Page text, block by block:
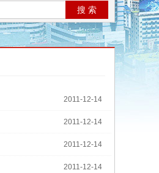
搜 索
2011-12-14
2011-12-14
2011-12-14
2011-12-14